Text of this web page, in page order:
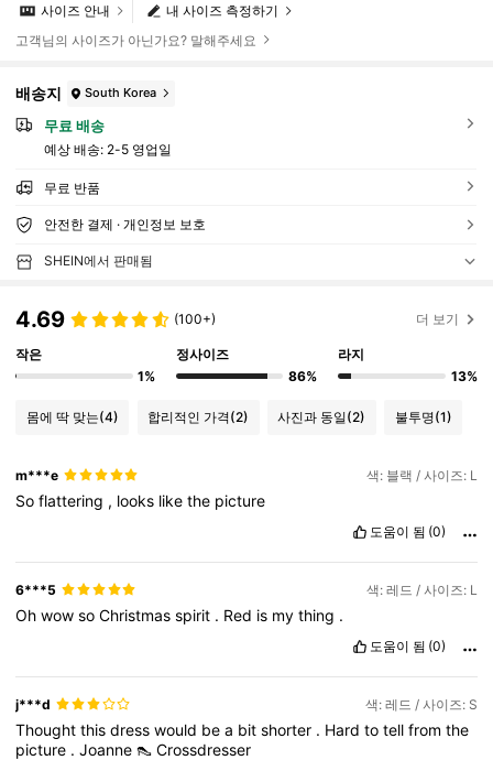
내 사이즈 측정하기
사이즈 안내
고객님의 사이즈가 아닌가요? 말해주세요
배송지 South Korea
무료 배송
예상 배송: 2-5 영업일
무료 반품
안전한 결제 · 개인정보 보호
SHEIN에서 판매됨
4.69 (100+) 더 보기
작은
1%
정사이즈
86%
라지
13%
몸에 딱 맞는(4) 합리적인 가격(2) 사진과 동일(2) 불투명(1)
m***e 색: 블랙 / 사이즈: L
Soflattering , looks likethe picture
도움이 됨 (0)
6***5 색: 레드 / 사이즈: L
OhwowsoChristmasspirit . Red is mything .
도움이 됨 (0)
j***d 색: 레드 / 사이즈: S
Thoughtthisdresswould bea bitshorter . Hardtotellfromthe
picture .Joanne👠Crossdresser